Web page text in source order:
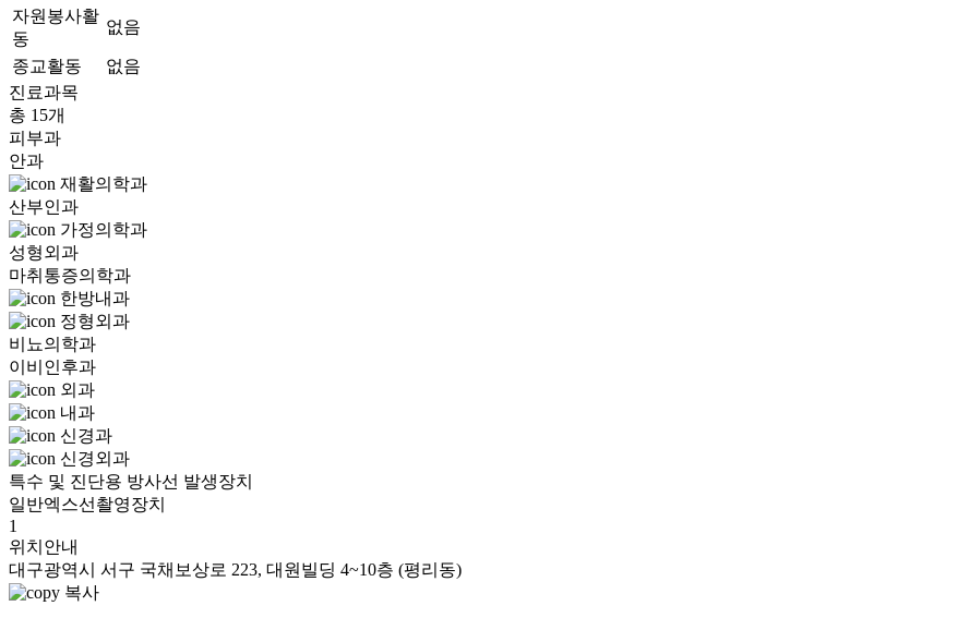
자원봉사활
동
없음
종교활동
없음
진료과목
총 15개
피부과
안과
재활의학과
산부인과
가정의학과
성형외과
마취통증의학과
한방내과
정형외과
비뇨의학과
이비인후과
외과
내과
신경과
신경외과
특수 및 진단용 방사선 발생장치
일반엑스선촬영장치
1
위치안내
대구광역시 서구 국채보상로 223, 대원빌딩 4~10층 (평리동)
복사